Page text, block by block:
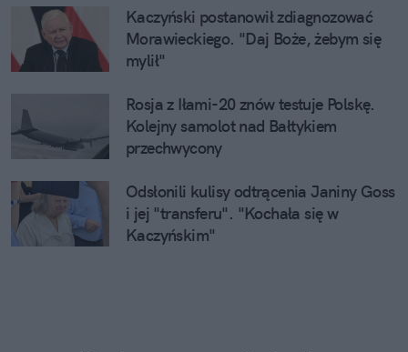
Kaczyński postanowił zdiagnozować
Morawieckiego. "Daj Boże, żebym się
mylił"
Rosja z Iłami-20 znów testuje Polskę.
Kolejny samolot nad Bałtykiem
przechwycony
Odsłonili kulisy odtrącenia Janiny Goss
i jej "transferu". "Kochała się w
Kaczyńskim"